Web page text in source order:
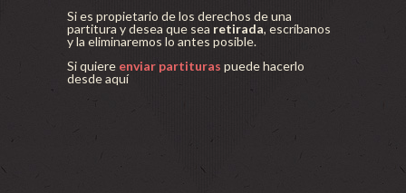
Si es propietario de los derechos de una
partitura y desea que sea retirada, escríbanos
y la eliminaremos lo antes posible.
Si quiere enviar partituras puede hacerlo
desde aquí